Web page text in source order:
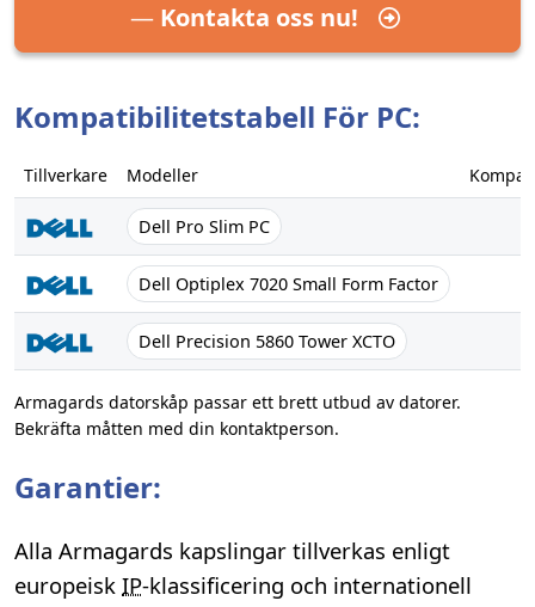
— Kontakta oss nu!
Kompatibilitetstabell För PC:
Tillverkare Modeller
Dell Pro Slim PC
Dell Optiplex 7020 Small Form Factor
Dell Precision 5860 Tower XCTO
Armagards datorskåp passar ett brett utbud av datorer.
Bekräfta måtten med din kontaktperson.
Garantier:
Alla Armagards kapslingar tillverkas enligt
europeisk IP-klassificering och internationell